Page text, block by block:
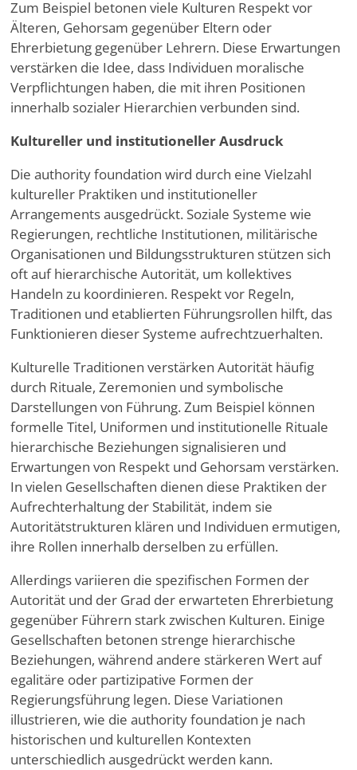
Zum Beispiel betonen viele Kulturen Respekt vor
Älteren, Gehorsam gegenüber Eltern oder
Ehrerbietung gegenüber Lehrern. Diese Erwartungen
verstärken die Idee, dass Individuen moralische
Verpflichtungen haben, die mit ihren Positionen
innerhalb sozialer Hierarchien verbunden sind.
Kultureller und institutioneller Ausdruck
Die authority foundation wird durch eine Vielzahl
kultureller Praktiken und institutioneller
Arrangements ausgedrückt. Soziale Systeme wie
Regierungen, rechtliche Institutionen, militärische
Organisationen und Bildungsstrukturen stützen sich
oft auf hierarchische Autorität, um kollektives
Handeln zu koordinieren. Respekt vor Regeln,
Traditionen und etablierten Führungsrollen hilft, das
Funktionieren dieser Systeme aufrechtzuerhalten.
Kulturelle Traditionen verstärken Autorität häufig
durch Rituale, Zeremonien und symbolische
Darstellungen von Führung. Zum Beispiel können
formelle Titel, Uniformen und institutionelle Rituale
hierarchische Beziehungen signalisieren und
Erwartungen von Respekt und Gehorsam verstärken.
In vielen Gesellschaften dienen diese Praktiken der
Aufrechterhaltung der Stabilität, indem sie
Autoritätstrukturen klären und Individuen ermutigen,
ihre Rollen innerhalb derselben zu erfüllen.
Allerdings variieren die spezifischen Formen der
Autorität und der Grad der erwarteten Ehrerbietung
gegenüber Führern stark zwischen Kulturen. Einige
Gesellschaften betonen strenge hierarchische
Beziehungen, während andere stärkeren Wert auf
egalitäre oder partizipative Formen der
Regierungsführung legen. Diese Variationen
illustrieren, wie die authority foundation je nach
historischen und kulturellen Kontexten
unterschiedlich ausgedrückt werden kann.